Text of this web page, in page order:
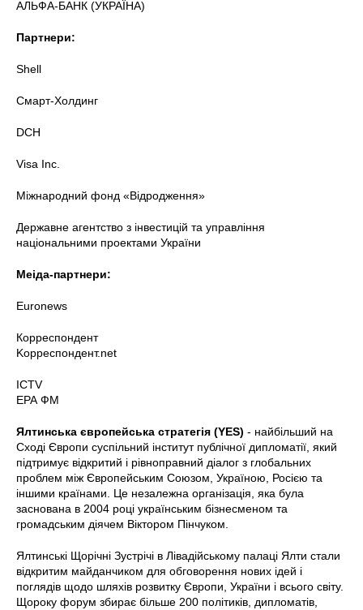
АЛЬФА-БАНК (УКРАЇНА)
Партнери:
Shell
Смарт-Холдинг
DCH
Visa Inc.
Міжнародний фонд «Відродження»
Державне агентство з інвестицій та управління
національними проектами України
Меіда-партнери:
Euronews
Корреспондент
Kорреспондент.net
ICTV
ЕРА ФМ
Ялтинська європейська стратегія (YES) - найбільший на
Сході Європи суспільний інститут публічної дипломатії, який
підтримує відкритий і рівноправний діалог з глобальних
проблем між Європейським Союзом, Україною, Росією та
іншими країнами. Це незалежна організація, яка була
заснована в 2004 році українським бізнесменом та
громадським діячем Віктором Пінчуком.
Ялтинські Щорічні Зустрічі в Лівадійському палаці Ялти стали
відкритим майданчиком для обговорення нових ідей і
поглядів щодо шляхів розвитку Європи, України і всього світу.
Щороку форум збирає більше 200 політиків, дипломатів,